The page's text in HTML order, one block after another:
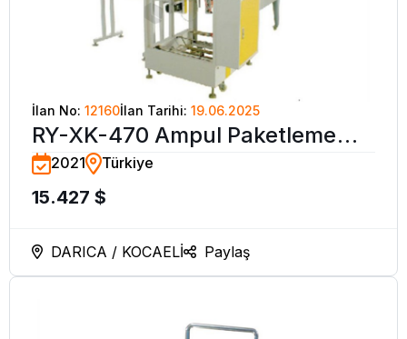
İlan No: 12160İlan Tarihi: 19.06.2025
RY-XK-470 Ampul Paketleme
Makinesi
2021 Türkiye
15.427 $
DARICA / KOCAELİ Paylaş